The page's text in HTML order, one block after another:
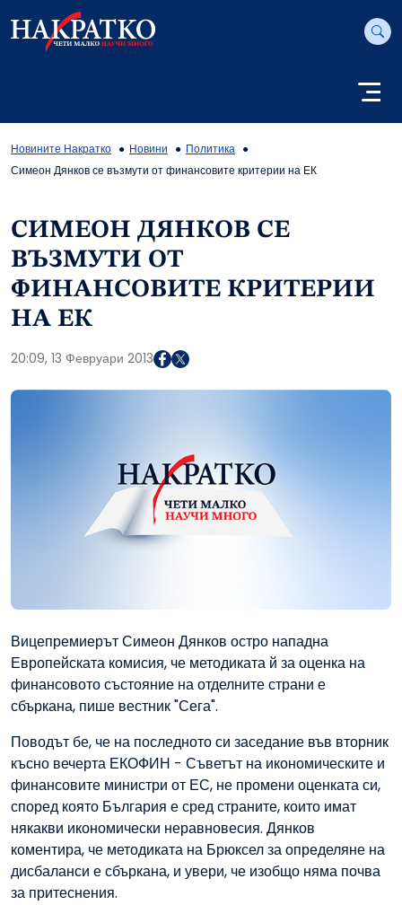
Новините Накратко Новини
Политика
Симеон Дянков се възмути от финансовите критерии на ЕК
СИМЕОН ДЯНКОВ СЕ
ВЪЗМУТИ ОТ
ФИНАНСОВИТЕ КРИТЕРИИ
НА ЕК
20:09, 13 Февруари 2013
Вицепремиерът Симеон Дянков остро нападна
Европейската комисия, че методиката й за оценка на
финансовото състояние на отделните страни е
сбъркана, пише вестник "Сега".
Поводът бе, че на последното си заседание във вторник
късно вечерта ЕКОФИН - Съветът на икономическите и
финансовите министри от ЕС, не промени оценката си,
според която България е сред страните, които имат
някакви икономически неравновесия. Дянков
коментира, че методиката на Брюксел за определяне на
дисбаланси е сбъркана, и увери, че изобщо няма почва
за притеснения.